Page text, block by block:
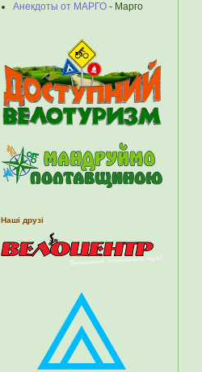
Анекдоты от МАРГО - Марго
Наші друзі